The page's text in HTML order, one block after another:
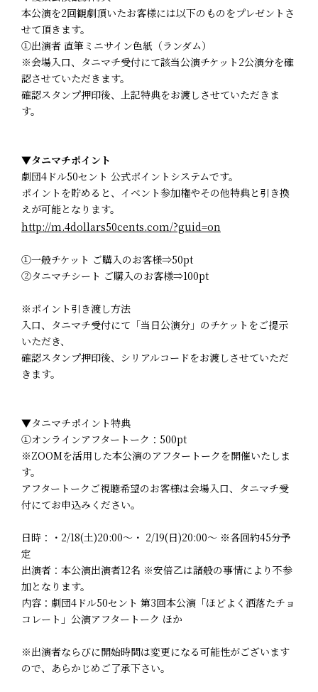
本公演を2回観劇頂いたお客様には以下のものをプレゼントさ
せて頂きます。
①出演者 直筆ミニサイン色紙（ランダム）
※会場入口、タニマチ受付にて該当公演チケット2公演分を確
認させていただきます。
確認スタンプ押印後、上記特典をお渡しさせていただきま
す。
▼タニマチポイント
劇団4ドル50セント 公式ポイントシステムです。
ポイントを貯めると、イベント参加権やその他特典と引き換
えが可能となります。
http://m.4dollars50cents.com/?guid=on
①一般チケット ご購入のお客様⇒50pt
②タニマチシート ご購入のお客様⇒100pt
※ポイント引き渡し方法
入口、タニマチ受付にて「当日公演分」のチケットをご提示
いただき、
確認スタンプ押印後、シリアルコードをお渡しさせていただ
きます。
▼タニマチポイント特典
①オンラインアフタートーク：500pt
※ZOOMを活用した本公演のアフタートークを開催いたしま
す。
アフタートークご視聴希望のお客様は会場入口、タニマチ受
付にてお申込みください。
日時：・2/18(土)20:00～・ 2/19(日)20:00～ ※各回約45分予
定
出演者：本公演出演者12名 ※安倍乙は諸般の事情により不参
加となります。
内容：劇団4ドル50セント 第3回本公演「ほどよく洒落たチョ
コレート」公演アフタートーク ほか
※出演者ならびに開始時間は変更になる可能性がございます
ので、あらかじめご了承下さい。